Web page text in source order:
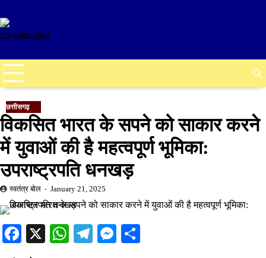
to
content
छत्तीसगढ़
विकसित भारत के सपने को साकार करने
में युवाओं की है महत्वपूर्ण भूमिका:
उपराष्ट्रपति धनखड़
स्वतंत्र बोल January 21, 2025
Facebook
X WhatsApp
Telegram
Messenger